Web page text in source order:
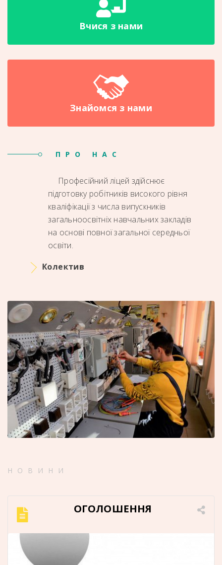
Вчися з нами
Знайомся з нами
ПРО НАС
Професійний ліцей здійснює
підготовку робітників високого рівня
кваліфікації з числа випускників
загальноосвітніх навчальних закладів
на основі повної загальної середньої
освіти.
Колектив
НОВИНИ
ОГОЛОШЕННЯ